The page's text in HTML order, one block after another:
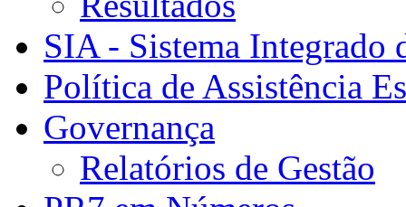
SIA - Sistema Integrado
Política de Assistência
Governança
Relatórios de Gestão